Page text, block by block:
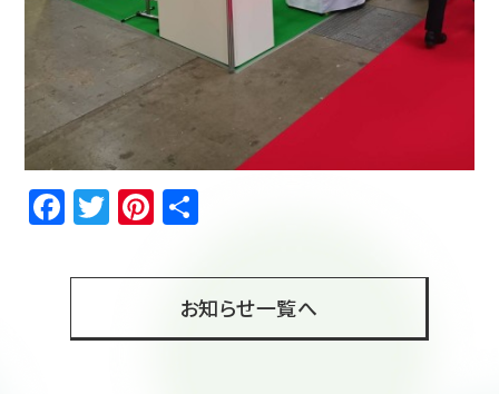
Facebook
Twitter
Pinterest
お知らせ一覧へ